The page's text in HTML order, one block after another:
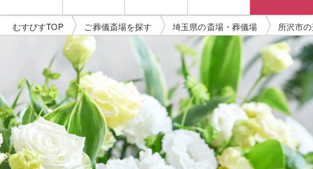
むすびすTOP ご葬儀斎場を探す 埼玉県の斎場・葬儀場 所沢市